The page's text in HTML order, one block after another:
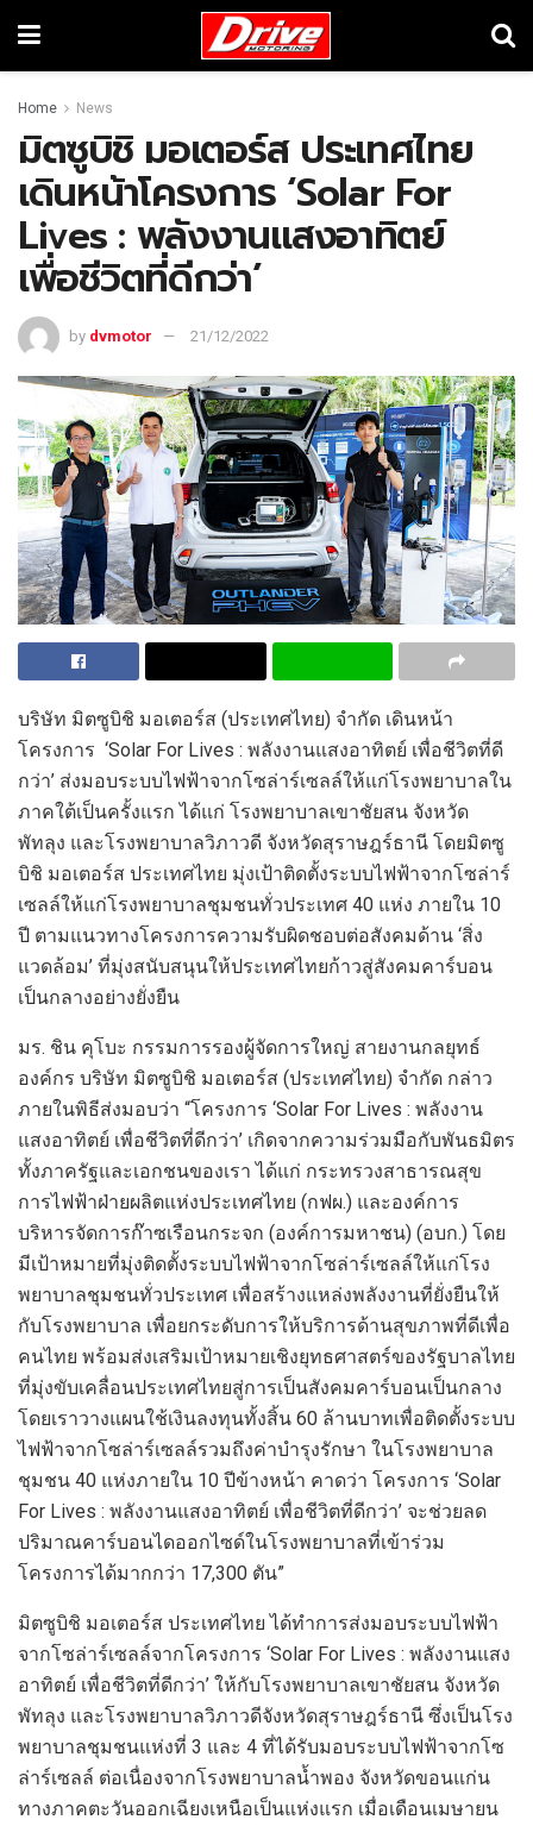
Home News
มิตซูบิชิ มอเตอร์ส ประเทศไทย
เดินหน้าโครงการ ‘Solar For
Lives : พลังงานแสงอาทิตย์
เพื่อชีวิตที่ดีกว่า’
by dvmotor 21/12/2022
บริษัท มิตซูบิชิ มอเตอร์ส (ประเทศไทย) จำกัด เดินหน้า
โครงการ ‘Solar For Lives : พลังงานแสงอาทิตย์ เพื่อชีวิตที่ดี
กว่า’ ส่งมอบระบบไฟฟ้าจากโซล่าร์เซลล์ให้แก่โรงพยาบาลใน
ภาคใต้เป็นครั้งแรก ได้แก่ โรงพยาบาลเขาชัยสน จังหวัด
พัทลุง และโรงพยาบาลวิภาวดี จังหวัดสุราษฎร์ธานี โดยมิตซู
บิชิ มอเตอร์ส ประเทศไทย มุ่งเป้าติดตั้งระบบไฟฟ้าจากโซล่าร์
เซลล์ให้แก่โรงพยาบาลชุมชนทั่วประเทศ 40 แห่ง ภายใน 10
ปี ตามแนวทางโครงการความรับผิดชอบต่อสังคมด้าน ‘สิ่ง
แวดล้อม’ ที่มุ่งสนับสนุนให้ประเทศไทยก้าวสู่สังคมคาร์บอน
เป็นกลางอย่างยั่งยืน
มร. ชิน คุโบะ กรรมการรองผู้จัดการใหญ่ สายงานกลยุทธ์
องค์กร บริษัท มิตซูบิชิ มอเตอร์ส (ประเทศไทย) จำกัด กล่าว
ภายในพิธีส่งมอบว่า “โครงการ ‘Solar For Lives : พลังงาน
แสงอาทิตย์ เพื่อชีวิตที่ดีกว่า’ เกิดจากความร่วมมือกับพันธมิตร
ทั้งภาครัฐและเอกชนของเราได้แก่ กระทรวงสาธารณสุข
การไฟฟ้าฝ่ายผลิตแห่งประเทศไทย (กฟผ.) และองค์การ
บริหารจัดการก๊าซเรือนกระจก (องค์การมหาชน) (อบก.) โดย
มีเป้าหมายที่มุ่งติดตั้งระบบไฟฟ้าจากโซล่าร์เซลล์ให้แก่โรง
พยาบาลชุมชนทั่วประเทศ เพื่อสร้างแหล่งพลังงานที่ยั่งยืนให้
กับโรงพยาบาล เพื่อยกระดับการให้บริการด้านสุขภาพที่ดีเพื่อ
คนไทย พร้อมส่งเสริมเป้าหมายเชิงยุทธศาสตร์ของรัฐบาลไทย
ที่มุ่งขับเคลื่อนประเทศไทยสู่การเป็นสังคมคาร์บอนเป็นกลาง
โดยเราวางแผนใช้เงินลงทุนทั้งสิ้น 60 ล้านบาทเพื่อติดตั้งระบบ
ไฟฟ้าจากโซล่าร์เซลล์รวมถึงค่าบำรุงรักษา ในโรงพยาบาล
ชุมชน 40 แห่งภายใน 10 ปีข้างหน้า คาดว่า โครงการ ‘Solar
For Lives : พลังงานแสงอาทิตย์ เพื่อชีวิตที่ดีกว่า’ จะช่วยลด
ปริมาณคาร์บอนไดออกไซด์ในโรงพยาบาลที่เข้าร่วม
โครงการได้มากกว่า 17,300 ตัน”
มิตซูบิชิ มอเตอร์ส ประเทศไทย ได้ทำการส่งมอบระบบไฟฟ้า
จากโซล่าร์เซลล์จากโครงการ ‘Solar For Lives : พลังงานแสง
อาทิตย์ เพื่อชีวิตที่ดีกว่า’ ให้กับโรงพยาบาลเขาชัยสน จังหวัด
พัทลุง และโรงพยาบาลวิภาวดีจังหวัดสุราษฎร์ธานี ซึ่งเป็นโรง
พยาบาลชุมชนแห่งที่ 3 และ 4 ที่ได้รับมอบระบบไฟฟ้าจากโซ
ล่าร์เซลล์ ต่อเนื่องจากโรงพยาบาลน้ำพอง จังหวัดขอนแก่น
ทางภาคตะวันออกเฉียงเหนือเป็นแห่งแรก เมื่อเดือนเมษายน